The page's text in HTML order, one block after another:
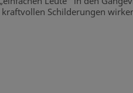
Schilderungen